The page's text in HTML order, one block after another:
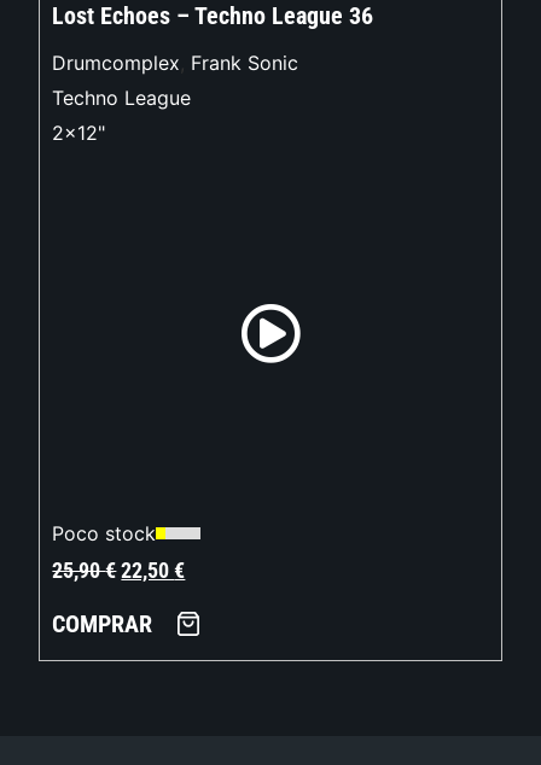
Lost Echoes – Techno League 36
Drumcomplex, Frank Sonic
Techno League
2x12"
Poco stock
25,90€22,50€
COMPRAR